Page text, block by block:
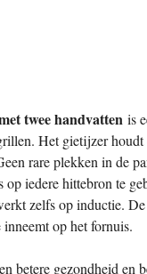
twee handvatten is
Het gietijzer
rare plekken in de
iedere hittebron te
zelfs op inductie.
op het fornuis.
betere gezondheid en